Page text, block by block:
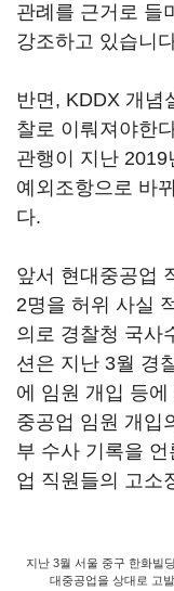
관례를 근거로 들
강조하고 있습니
반면, KDDX 개념
찰로 이뤄져야한
관행이 지난
예외조항으로 바
다.
앞서 현대중공업
2명을 허위 사실
의로 경찰청 국사
션은 지난 3월 경
에 임원 개입 등
중공업 임원 개입
부 수사 기록을
업 직원들의 고소
지난 3월 서울 중구 한화빌
대중공업을 상대로 고